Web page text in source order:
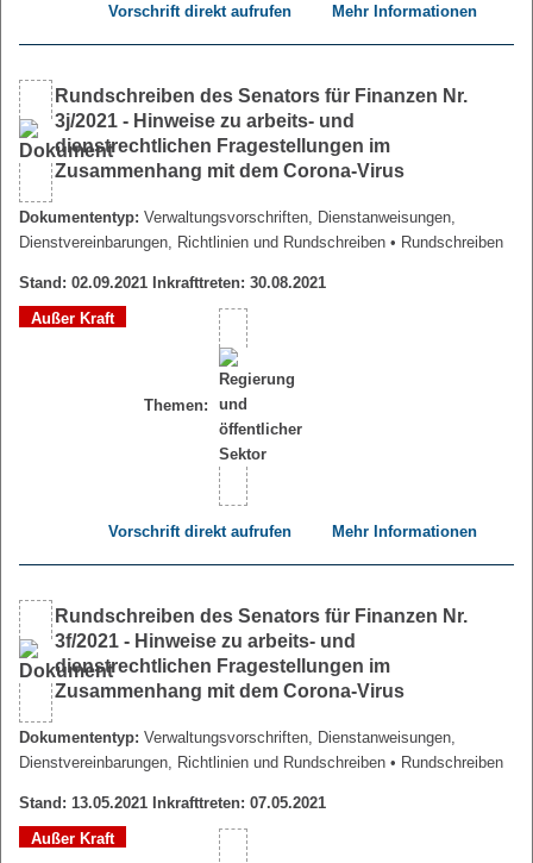
Vorschrift direkt aufrufen Mehr Informationen
Rundschreiben des Senators für Finanzen Nr.
3j/2021 - Hinweise zu arbeits- und
dienstrechtlichen Fragestellungen im
Zusammenhang mit dem Corona-Virus
Dokumententyp: Verwaltungsvorschriften, Dienstanweisungen,
Dienstvereinbarungen, Richtlinien und Rundschreiben • Rundschreiben
Stand: 02.09.2021 Inkrafttreten: 30.08.2021
Außer Kraft
Themen:
Vorschrift direkt aufrufen Mehr Informationen
Rundschreiben des Senators für Finanzen Nr.
3f/2021 - Hinweise zu arbeits- und
dienstrechtlichen Fragestellungen im
Zusammenhang mit dem Corona-Virus
Dokumententyp: Verwaltungsvorschriften, Dienstanweisungen,
Dienstvereinbarungen, Richtlinien und Rundschreiben • Rundschreiben
Stand: 13.05.2021 Inkrafttreten: 07.05.2021
Außer Kraft